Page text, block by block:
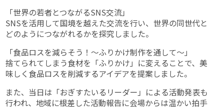
「世界の若者とつながるSNS交流」
SNSを活用して国境を越えた交流を行い、世界の同世代と
どのようにつながれるかを探究しました。
「食品ロスを減らそう！～ふりかけ制作を通して～」
捨てられてしまう食材を「ふりかけ」に変えることで、美
味しく食品ロスを削減するアイデアを提案しました。
また、当日は「おぎすたいるリーダー」による活動発表も
行われ、地域に根差した活動報告に会場からは温かい拍手